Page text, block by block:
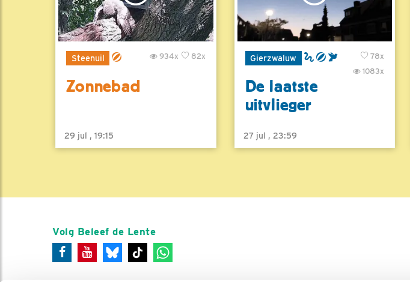
Steenuil 82x
934x
Zonnebad
29 jul , 19:15
Gierzwaluw
78x
1083x
De laatste
uitvlieger
27 jul , 23:59
Volg Beleef de Lente